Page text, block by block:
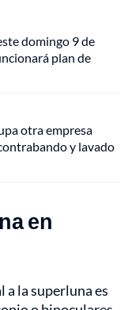
domingo 9 de
plan de
otra empresa
y lavado
en
a la superluna es